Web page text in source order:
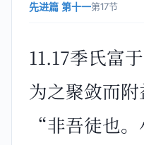
先进篇 第十一第17节
11.17季氏富
为之聚敛而
“非吾徒也。